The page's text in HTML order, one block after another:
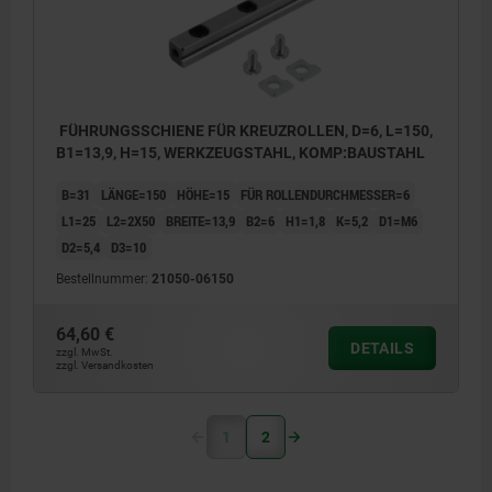
FÜHRUNGSSCHIENE FÜR KREUZROLLEN, D=6, L=150,
B1=13,9, H=15, WERKZEUGSTAHL, KOMP:BAUSTAHL
B=31 LÄNGE=150 HÖHE=15
FÜR ROLLENDURCHMESSER=6
L1=25
L2=2X50 BREITE=13,9 B2=6 H1=1,8 K=5,2
D1=M6
D2=5,4
D3=10
Bestellnummer: 21050-06150
64,60 €
zzgl. MwSt.
zzgl. Versandkosten
DETAILS
1 2